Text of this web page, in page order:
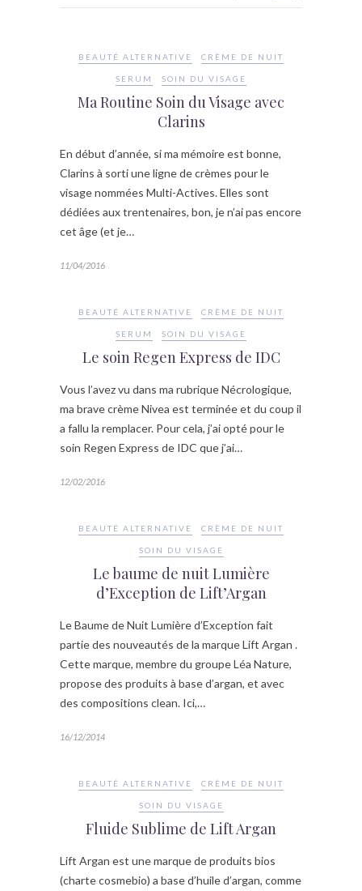
BEAUTÉ ALTERNATIVE CRÈME DE NUIT
SERUM SOIN DU VISAGE
Ma Routine Soin du Visage avec
Clarins
En début d’année, si ma mémoire est bonne,
Clarins à sorti une ligne de crèmes pour le
visage nommées Multi-Actives. Elles sont
dédiées aux trentenaires, bon, je n’ai pas encore
cet âge (et je…
11/04/2016
BEAUTÉ ALTERNATIVE CRÈME DE NUIT
SERUM SOIN DU VISAGE
Le soin Regen Express de IDC
Vous l’avez vu dans ma rubrique Nécrologique,
ma brave crème Nivea est terminée et du coup il
a fallu la remplacer. Pour cela, j’ai opté pour le
soin Regen Express de IDC que j’ai…
12/02/2016
BEAUTÉ ALTERNATIVE CRÈME DE NUIT
SOIN DU VISAGE
Le baume de nuit Lumière
d’Exception de Lift’Argan
Le Baume de Nuit Lumière d’Exception fait
partie des nouveautés de la marque Lift Argan .
Cette marque, membre du groupe Léa Nature,
propose des produits à base d’argan, et avec
des compositions clean. Ici,…
16/12/2014
BEAUTÉ ALTERNATIVE CRÈME DE NUIT
SOIN DU VISAGE
Fluide Sublime de Lift Argan
Lift Argan est une marque de produits bios
(charte cosmebio) a base d’huile d’argan, comme